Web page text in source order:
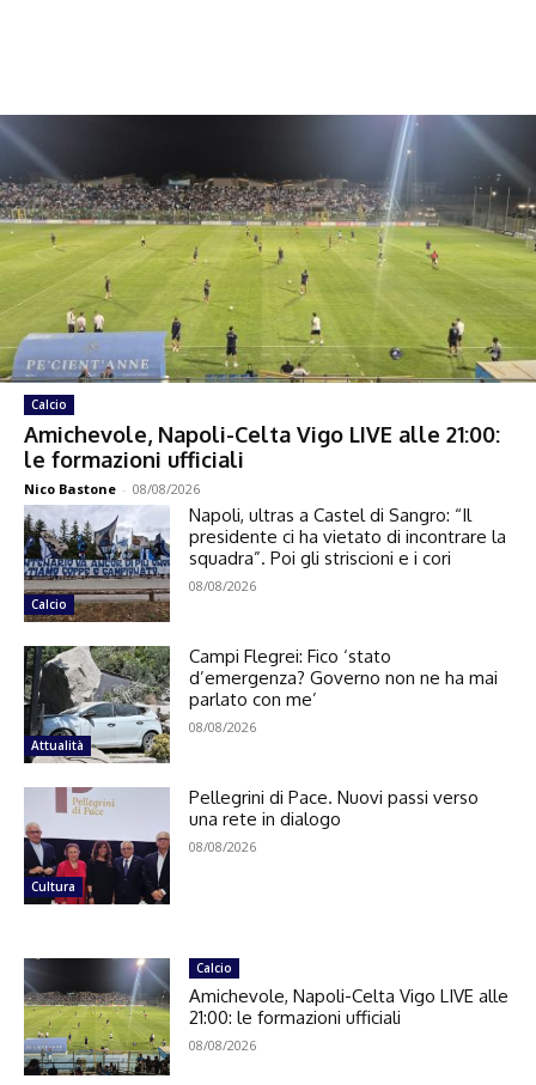
Calcio
Amichevole, Napoli-Celta Vigo LIVE alle 21:00:
le formazioni ufficiali
Nico Bastone - 08/08/2026
Calcio
Napoli, ultras a Castel di Sangro: “Il
presidente ci ha vietato di incontrare la
squadra”. Poi gli striscioni e i cori
08/08/2026
Attualità
Campi Flegrei: Fico ‘stato
d’emergenza? Governo non ne ha mai
parlato con me’
08/08/2026
Cultura
Pellegrini di Pace. Nuovi passi verso
una rete in dialogo
08/08/2026
Calcio
Amichevole, Napoli-Celta Vigo LIVE alle
21:00: le formazioni ufficiali
08/08/2026